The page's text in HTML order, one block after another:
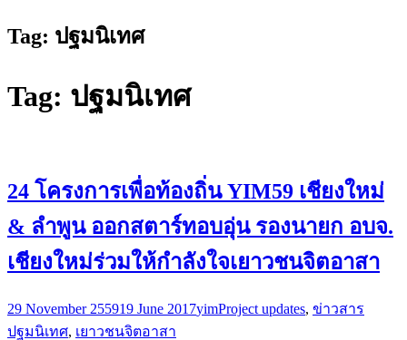
Tag: ปฐมนิเทศ
Tag: ปฐมนิเทศ
24 โครงการเพื่อท้องถิ่น YIM59 เชียงใหม่
& ลำพูน ออกสตาร์ทอบอุ่น รองนายก อบจ.
เชียงใหม่ร่วมให้กำลังใจเยาวชนจิตอาสา
29 November 255919 June 2017yimProject updates, ข่าวสาร
ปฐมนิเทศ, เยาวชนจิตอาสา